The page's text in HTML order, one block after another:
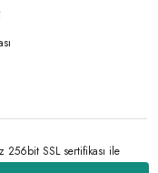
256bit SSL sertifikası ile